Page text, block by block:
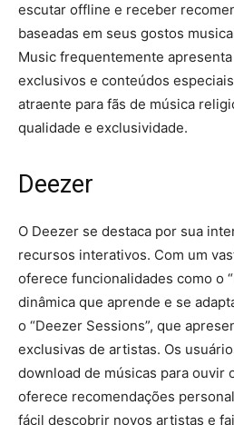
escutar offline e receber
baseadas em seus gostos
Music frequentemente
exclusivos e conteúdos
atraente para fãs de música
qualidade e exclusividade.
Deezer
O Deezer se destaca por sua
recursos interativos. Com um
oferece funcionalidades como o
dinâmica que aprende e se
o “Deezer Sessions”, que
exclusivas de artistas. Os
download de músicas para ouvir
oferece recomendações
fácil descobrir novos artistas e